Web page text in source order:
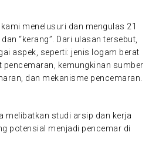
menelusuri dan mengulas 21
“kerang”. Dari ulasan tersebut,
aspek, seperti: jenis logam berat
kemungkinan sumber
dan mekanisme pencemaran.
melibatkan studi arsip dan kerja
potensial menjadi pencemar di